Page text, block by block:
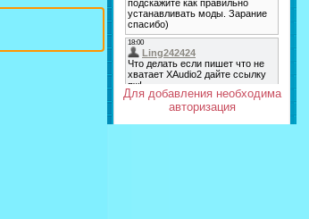
Для добавления необходима
авторизация